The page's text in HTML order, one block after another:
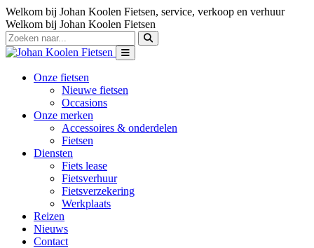
Welkom bij Johan Koolen Fietsen, service, verkoop en verhuur
Welkom bij Johan Koolen Fietsen
Onze fietsen
Nieuwe fietsen
Occasions
Onze merken
Accessoires & onderdelen
Fietsen
Diensten
Fiets lease
Fietsverhuur
Fietsverzekering
Werkplaats
Reizen
Nieuws
Contact